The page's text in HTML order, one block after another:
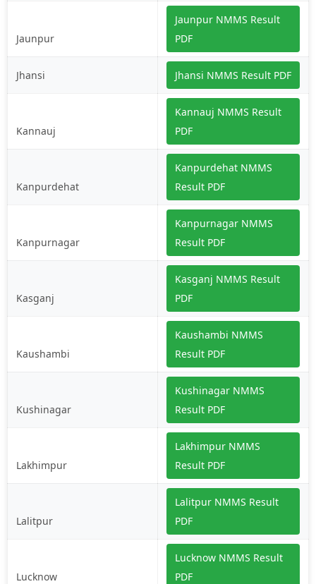
Jaunpur
Jaunpur NMMS Result
PDF
Jhansi Jhansi NMMS Result PDF
Kannauj
Kannauj NMMS Result
PDF
Kanpurdehat
Kanpurdehat NMMS
Result PDF
Kanpurnagar
Kanpurnagar NMMS
Result PDF
Kasganj
Kasganj NMMS Result
PDF
Kaushambi
Kaushambi NMMS
Result PDF
Kushinagar
Kushinagar NMMS
Result PDF
Lakhimpur
Lakhimpur NMMS
Result PDF
Lalitpur
Lalitpur NMMS Result
PDF
Lucknow
Lucknow NMMS Result
PDF